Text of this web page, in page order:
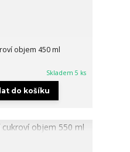
objem 450 ml
Skladem 5 ks
do košíku